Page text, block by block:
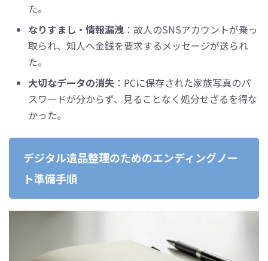
た。
なりすまし・情報漏洩 ：故人のSNSアカウントが乗っ
取られ、知人へ金銭を要求するメッセージが送られ
た。
大切なデータの消失 ：PCに保存された家族写真のパ
スワードが分からず、見ることなく処分せざるを得な
かった。
デジタル遺品整理のためのエンディングノー
ト準備手順